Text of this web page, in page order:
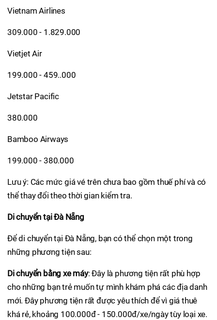
Vietnam Airlines
309.000 - 1.829.000
Vietjet Air
199.000 - 459..000
Jetstar Pacific
380.000
Bamboo Airways
199.000 - 380.000
Lưu ý: Các mức giá vé trên chưa bao gồm thuế phí và có
thể thay đổi theo thời gian kiểm tra.
Di chuyển tại Đà Nẵng
Để di chuyển tại Đà Nẵng, bạn có thể chọn một trong
những phương tiện sau:
Di chuyển bằng xe máy: Đây là phương tiện rất phù hợp
cho những bạn trẻ muốn tự mình khám phá các địa danh
mới. Đây phương tiện rất được yêu thích để vì giá thuê
khá rẻ, khoảng 100.000đ - 150.000đ/xe/ngày tùy loại xe.